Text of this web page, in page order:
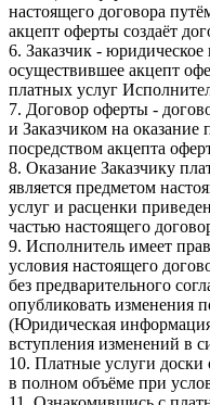
настоящего договора
акцепт оферты создаёт
6. Заказчик -
осуществившее акцепт
платных услуг
7. Договор оферты -
и Заказчиком на
посредством акцепта
8. Оказание Заказчику
является предметом
услуг и расценки
частью настоящего
9. Исполнитель имеет
условия настоящего
без предварительного
опубликовать изменения
(Юридическая
вступления изменений в
10. Платные услуги доски
в полном объёме при